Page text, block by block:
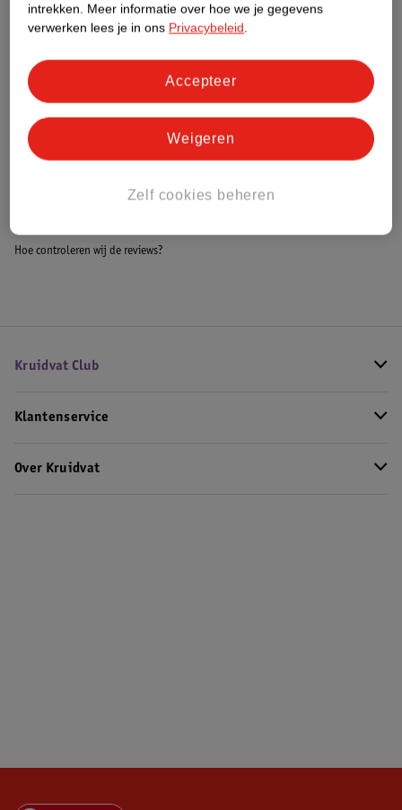
Impact Score.
Meer informatie
Bestel & Bezorginformatie
Hoe controleren wij de reviews?
Kruidvat Club
Klantenservice
Over Kruidvat
intrekken. Meer informatie over hoe we je gegevens
verwerken lees je in ons Privacybeleid.
Zelf cookies beheren
Weigeren
Accepteer